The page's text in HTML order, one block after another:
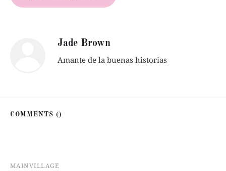
Jade Brown
Amante de la buenas historias
COMMENTS ()
MAINVILLAGE